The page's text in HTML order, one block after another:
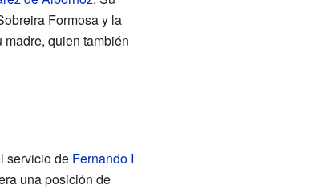
Formosa y la
quien también
servicio de Fernando I
una posición de